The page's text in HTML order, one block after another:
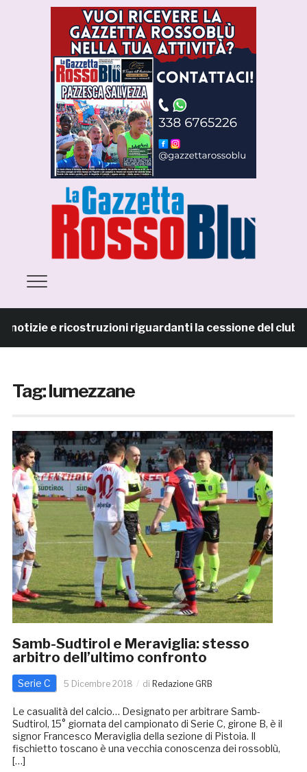
e ricostruzioni riguardanti la cessione del club.
Tag:lumezzane
Samb-Sudtirol e Meraviglia: stesso
arbitro dell’ultimo confronto
Serie C 5 Dicembre 2018 di Redazione GRB
Le casualità del calcio… Designato per arbitrare Samb-
Sudtirol, 15° giornata del campionato di Serie C, girone B, è il
signor Francesco Meraviglia della sezione di Pistoia. Il
fischietto toscano è una vecchia conoscenza dei rossoblù,
[…]